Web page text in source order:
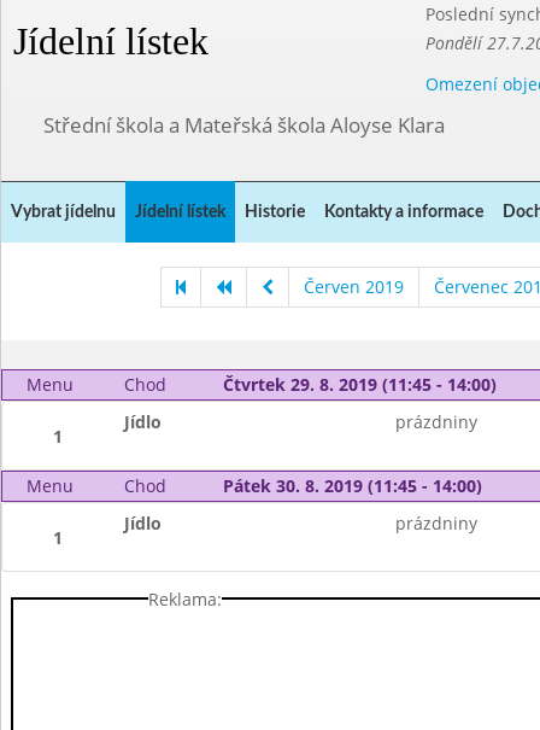
Jídelní lístek
Poslední
Pondělí
Omezení
Střední škola a Mateřská škola Aloyse Klara
Vybrat jídelnu Jídelní lístek Historie Kontakty a informace
Červen 2019 Červenec
Menu Chod Čtvrtek 29. 8. 2019 (11:45 - 14:00)
1
Jídlo prázdniny
Menu Chod Pátek 30. 8. 2019 (11:45 - 14:00)
1
Jídlo prázdniny
Reklama: